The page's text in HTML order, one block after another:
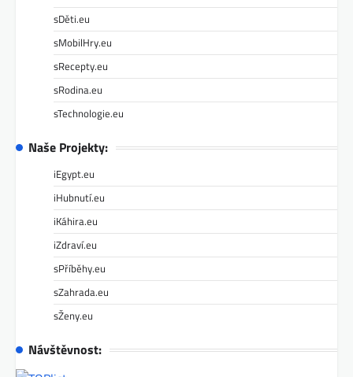
sDěti.eu
sMobilHry.eu
sRecepty.eu
sRodina.eu
sTechnologie.eu
Naše Projekty:
iEgypt.eu
iHubnutí.eu
iKáhira.eu
iZdraví.eu
sPříběhy.eu
sZahrada.eu
sŽeny.eu
Návštěvnost: